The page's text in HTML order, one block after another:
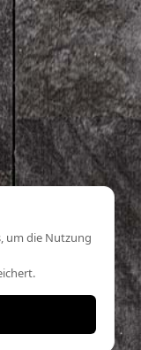
um die Nutzung